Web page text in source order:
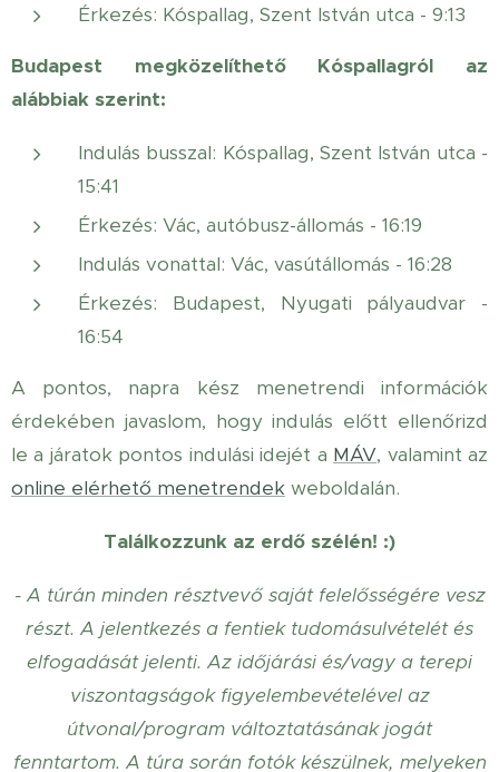
Érkezés: Kóspallag, Szent István utca - 9:13
Budapest megközelíthető Kóspallagról az
alábbiak szerint:
Indulás busszal: Kóspallag, Szent István utca -
15:41
Érkezés: Vác, autóbusz-állomás - 16:19
Indulás vonattal: Vác, vasútállomás - 16:28
Érkezés: Budapest, Nyugati pályaudvar -
16:54
A pontos, napra kész menetrendi információk
érdekében javaslom, hogy indulás előtt ellenőrizd
le a járatok pontos indulási idejét a MÁV, valamint az
online elérhető menetrendek weboldalán.
Találkozzunk az erdő szélén! :)
- A túrán minden résztvevő saját felelősségére vesz
részt. A jelentkezés a fentiek tudomásulvételét és
elfogadását jelenti. Az időjárási és/vagy a terepi
viszontagságok figyelembevételével az
útvonal/program változtatásának jogát
fenntartom. A túra során fotók készülnek, melyeken